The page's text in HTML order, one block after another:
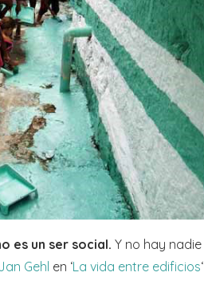
es un ser social. Y no hay
Gehl en ‘La vida entre edificios